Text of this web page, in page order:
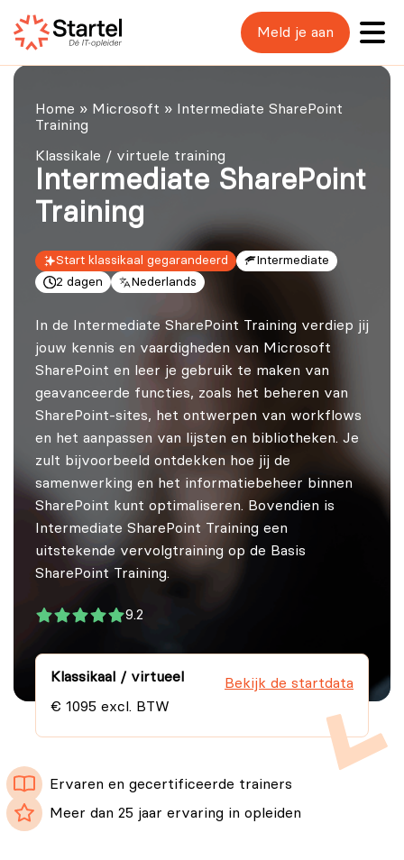
Meld je aan
Home » Microsoft »
Intermediate SharePoint
Training
Klassikale / virtuele training
Intermediate SharePoint
Training
Start klassikaal gegarandeerd
Intermediate
2 dagen
Nederlands
In de Intermediate SharePoint Training verdiep jij
jouw kennis en vaardigheden van Microsoft
SharePoint en leer je gebruik te maken van
geavanceerde functies, zoals het beheren van
SharePoint-sites, het ontwerpen van workflows
en het aanpassen van lijsten en bibliotheken. Je
zult bijvoorbeeld ontdekken hoe jij de
samenwerking en het informatiebeheer binnen
SharePoint kunt optimaliseren. Bovendien is
Intermediate SharePoint Training een
uitstekende vervolgtraining op de Basis
SharePoint Training.
9.2
Klassikaal / virtueel
€ 1095 excl. BTW
Bekijk de startdata
Ervaren en gecertificeerde trainers
Meer dan 25 jaar ervaring in opleiden